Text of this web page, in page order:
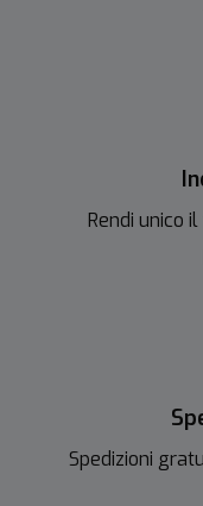
Rendi unico
Spedizioni